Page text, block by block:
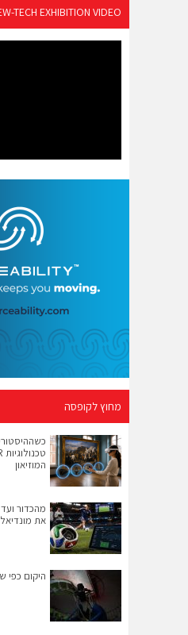
TECH EXHIBITION VIDEO
מחוץ לקופסה
המוזיאון
מהכדור
את מונדיאל 2026
היקום כפי